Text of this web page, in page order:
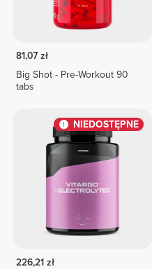
81,07 zł
Big Shot - Pre-Workout 90
tabs
NIEDOSTĘPNE
226,21 zł